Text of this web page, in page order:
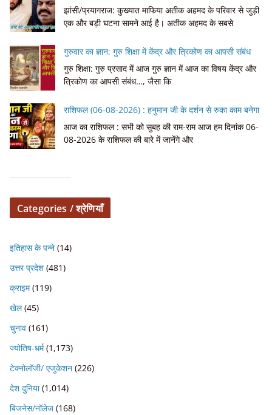
झांसी/प्रयागराज: कुख्यात माफिया अतीक अहमद के परिवार से जुड़ी
एक और बड़ी घटना सामने आई है। अतीक अहमद के सबसे
गुरुवार का ज्ञान: गुरु शिक्षा में केंद्र और त्रिकोण का आपसी संबंध
गुरु शिक्षा: गुरु प्रसाद में आज गुरु ज्ञान में आज का विषय केंद्र और
त्रिकोण का आपसी संबंध…, जैसा कि
राशिफल (06-08-2026) : हनुमान जी के दर्शन से रुका काम बनेगा
आज का राशिफल : सभी को सुबह की राम-राम आज हम दिनांक 06-
08-2026 के राशिफल की बारे में जानेंगे और
Categories / श्रेणियाँ
इतिहास के पन्ने (14)
उत्तर प्रदेश (481)
क्राइम(119)
खेल(45)
चुनाव (161)
ज्योतिष-धर्म(1,173)
टेक्नोलॉजी/ एजुकेशन (226)
देश दुनिया(1,014)
बिजनेस/नॉलेज (168)